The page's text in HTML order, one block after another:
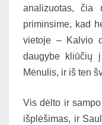
analizuotas, čia
priminsime, kad
vietoje – Kalvio
daugybe kliūčių
Mėnulis, ir iš ten
Vis dėlto ir
išplėšimas, ir